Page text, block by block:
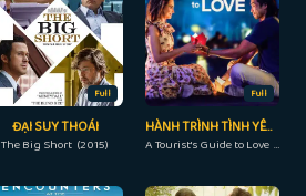
Full
ĐẠI SUY THOÁI
The Big Short (2015)
Full
HÀNH TRÌNH TÌNH YÊU CỦA MỘT DU KHÁCH
A Tourist's Guide to Love (2023)